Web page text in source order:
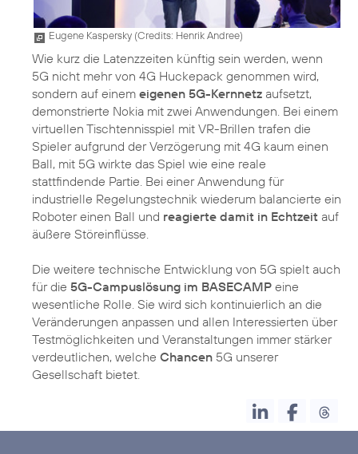
Eugene Kaspersky (Credits: Henrik Andree)
Wie kurz die Latenzzeiten künftig sein werden, wenn
5G nicht mehr von 4G Huckepack genommen wird,
sondern auf einem eigenen 5G-Kernnetz aufsetzt,
demonstrierte Nokia mit zwei Anwendungen. Bei einem
virtuellen Tischtennisspiel mit VR-Brillen trafen die
Spieler aufgrund der Verzögerung mit 4G kaum einen
Ball, mit 5G wirkte das Spiel wie eine reale
stattfindende Partie. Bei einer Anwendung für
industrielle Regelungstechnik wiederum balancierte ein
Roboter einen Ball und reagierte damit in Echtzeit auf
äußere Störeinflüsse.
Die weitere technische Entwicklung von 5G spielt auch
für die 5G-Campuslösung im BASECAMP eine
wesentliche Rolle. Sie wird sich kontinuierlich an die
Veränderungen anpassen und allen Interessierten über
Testmöglichkeiten und Veranstaltungen immer stärker
verdeutlichen, welche Chancen 5G unserer
Gesellschaft bietet.